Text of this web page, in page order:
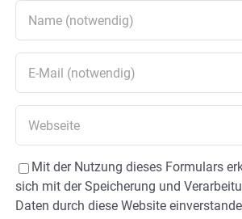
Mit der Nutzung dieses Formulars
sich mit der Speicherung und
Daten durch diese Website